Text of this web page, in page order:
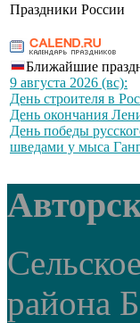
Праздники России
Ближайшие
9 августа 2026 (вс):
День строителя в
День окончания
День победы
шведами у мыса
района